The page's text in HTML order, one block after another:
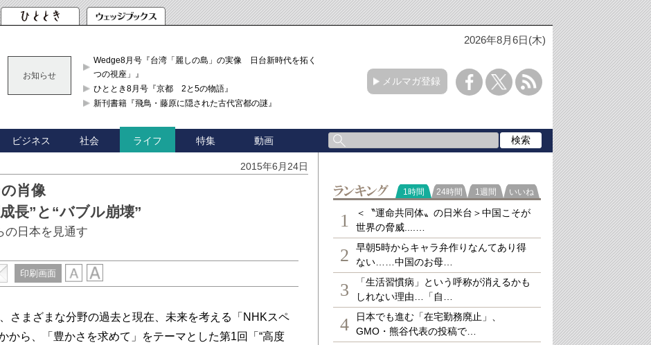
2026年8月6日(木)
お知らせ
Wedge8月号『台湾「麗しの島」の実像 日台新時代を拓く「3
つの視座」』
ひととき8月号『京都 2と5の物語』
新刊書籍『飛鳥・藤原に隠された古代宮都の謎』
メルマガ登録
ビジネス 社会 ライフ 特集 動画
2015年6月24日
肖像
長”と“バブル崩壊”
の日本を見通す
印刷画面
さまざまな分野の過去と現在、未来を考える「NHKスペ
ら、「豊かさを求めて」をテーマとした第1回「“高度
ランキング
1時間 24時間 1週間 いいね
1
＜〝運命共同体〟の日米台＞中国こそが
世界の脅威....…
2
早朝5時からキャラ弁作りなんてあり得
ない……中国のお母…
3
「生活習慣病」という呼称が消えるかも
しれない理由…「自…
4
日本でも進む「在宅勤務廃止」、
GMO・熊谷代表の投稿で…